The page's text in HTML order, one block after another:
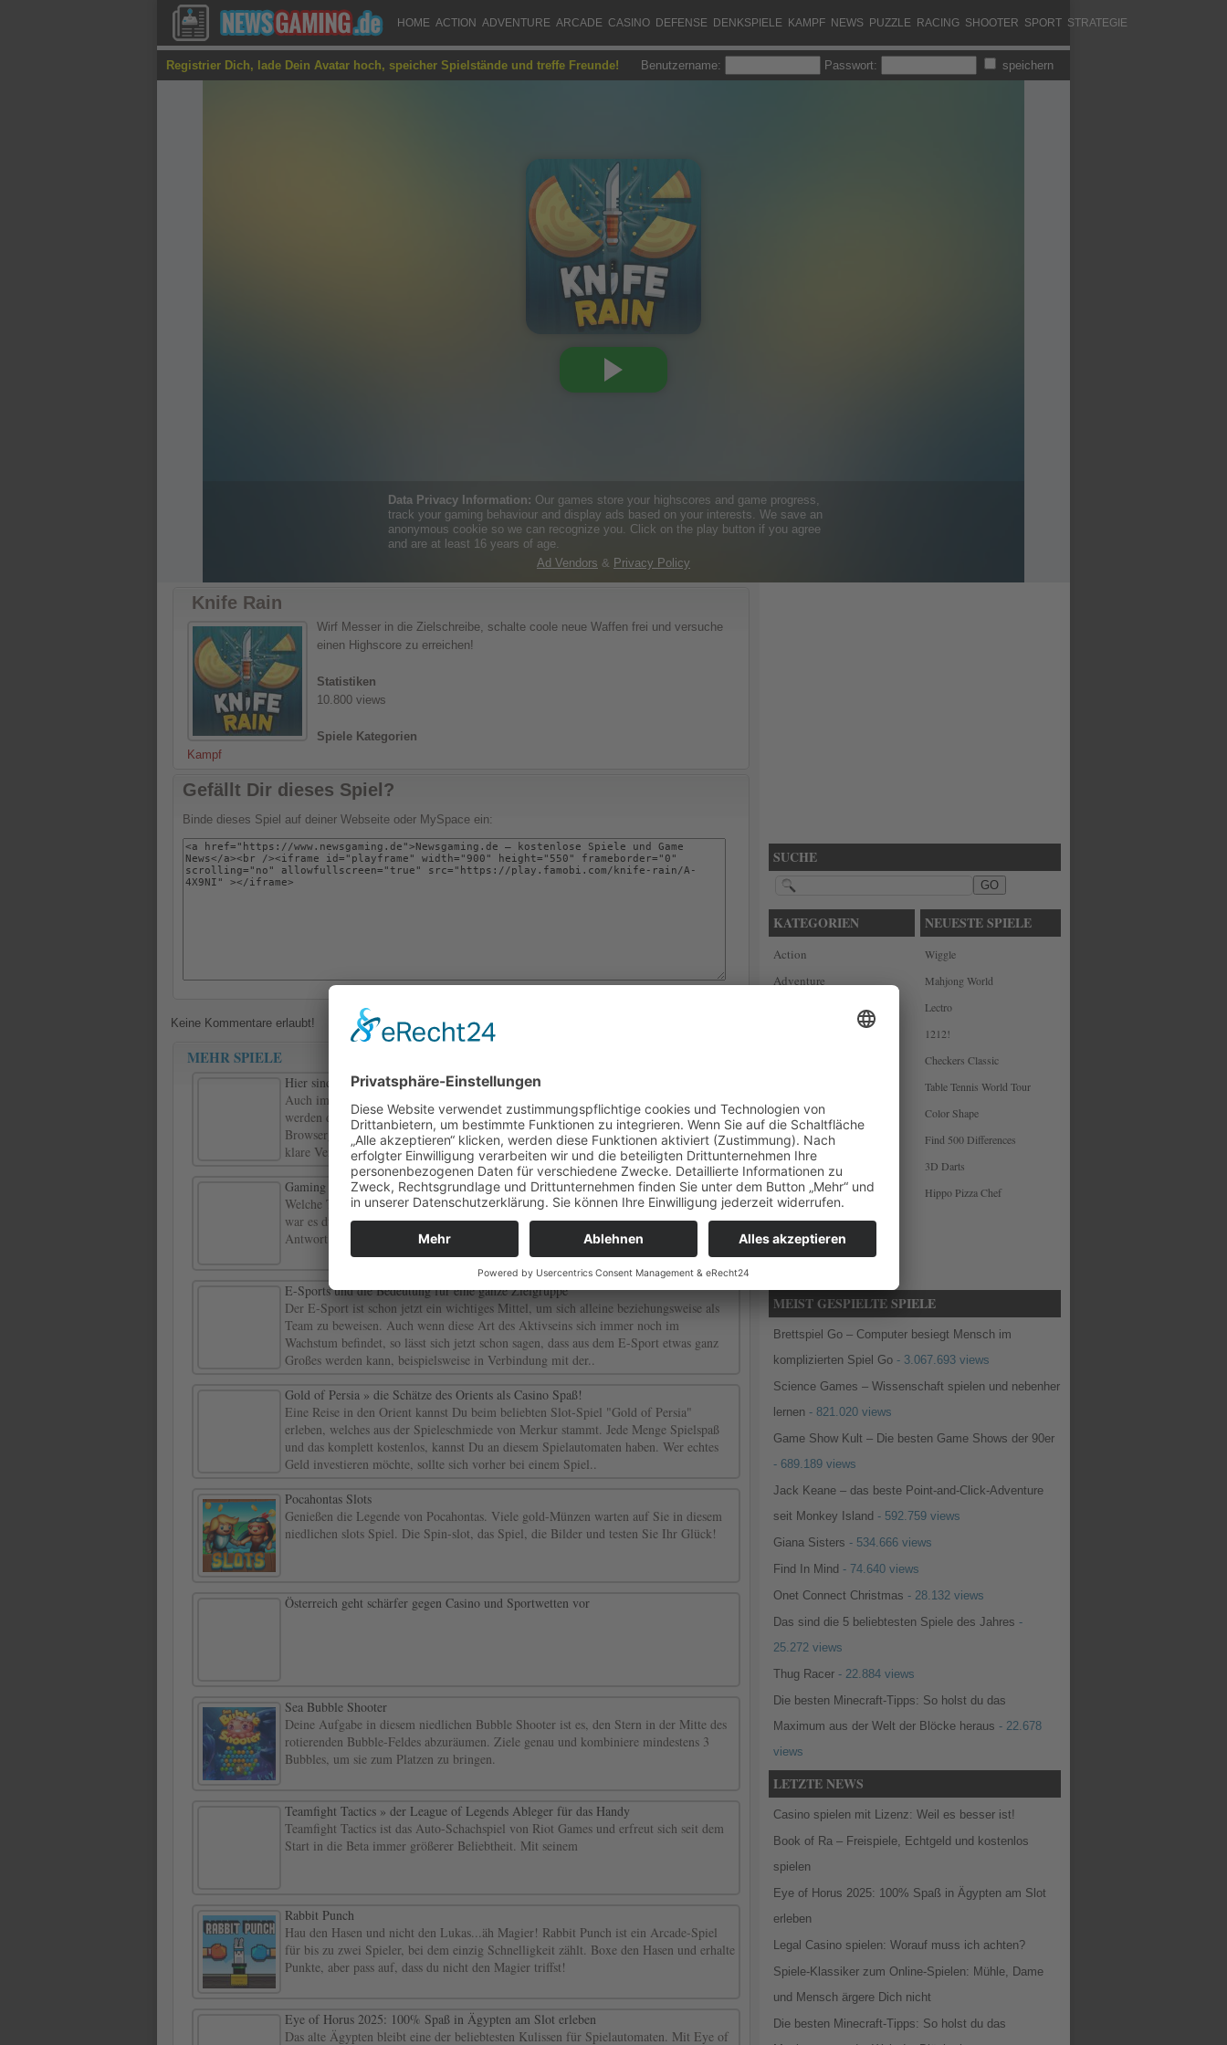
HOME ACTION ADVENTURE ARCADE CASINO DEFENSE DENKSPIELE KAMPF NEWS PUZZLE RACING SHOOTER SPORT STRATEGIE
Registrier Dich, lade Dein Avatar hoch, speicher Spielstände und treffe Freunde! Benutzername: Passwort: speichern
Knife Rain
Wirf Messer in die Zielschreibe, schalte coole neue Waffen frei und versuche
einen Highscore zu erreichen!
Statistiken
10.800 views
Spiele Kategorien
Kampf
Gefällt Dir dieses Spiel?
Binde dieses Spiel auf deiner Webseite oder MySpace ein:
Keine Kommentare erlaubt!
MEHR SPIELE
Hier sind die neuesten Trends in der Gamingbranche
Auch im Jahr 2022 wird es neue Trends in der Gamingbranche geben. Zu diesen
werden das das Cloud Gaming, einem immer stärker werdenden Bereich, die
Browsergames, welche ebenfalls stark im Kommen sind, die Blockchain, die für sehr
klare Veränderungen sorgen wird und zudem noch diverse Abo-Modelle ..
Gaming Trends 2020 – Was erwartet uns?
Welche Trends hat das Jahr 2020 für uns Spieler gebracht? Hat es sich gelohnt oder
war es durch die Pandemie leider ein Flop? Wir versuchen mit unserem Artikel eine
Antwort zu geben.
E-Sports und die Bedeutung für eine ganze Zielgruppe
Der E-Sport ist schon jetzt ein wichtiges Mittel, um sich alleine beziehungsweise als
Team zu beweisen. Auch wenn diese Art des Aktivseins sich immer noch im
Wachstum befindet, so lässt sich jetzt schon sagen, dass aus dem E-Sport etwas ganz
Großes werden kann, beispielsweise in Verbindung mit der..
Gold of Persia » die Schätze des Orients als Casino Spaß!
Eine Reise in den Orient kannst Du beim beliebten Slot-Spiel "Gold of Persia"
erleben, welches aus der Spieleschmiede von Merkur stammt. Jede Menge Spielspaß
und das komplett kostenlos, kannst Du an diesem Spielautomaten haben. Wer echtes
Geld investieren möchte, sollte sich vorher bei einem Spiel..
Pocahontas Slots
Genießen die Legende von Pocahontas. Viele gold-Münzen warten auf Sie in diesem
niedlichen slots Spiel. Die Spin-slot, das Spiel, die Bilder und testen Sie Ihr Glück!
Österreich geht schärfer gegen Casino und Sportwetten vor
Sea Bubble Shooter
Deine Aufgabe in diesem niedlichen Bubble Shooter ist es, den Stern in der Mitte des
rotierenden Bubble-Feldes abzuräumen. Ziele genau und kombiniere mindestens 3
Bubbles, um sie zum Platzen zu bringen.
Teamfight Tactics » der League of Legends Ableger für das Handy
Teamfight Tactics ist das Auto-Schachspiel von Riot Games und erfreut sich seit dem
Start in die Beta immer größerer Beliebtheit. Mit seinem
Rabbit Punch
Hau den Hasen und nicht den Lukas...äh Magier! Rabbit Punch ist ein Arcade-Spiel
für bis zu zwei Spieler, bei dem einzig Schnelligkeit zählt. Boxe den Hasen und erhalte
Punkte, aber pass auf, dass du nicht den Magier triffst!
Eye of Horus 2025: 100% Spaß in Ägypten am Slot erleben
Das alte Ägypten bleibt eine der beliebtesten Kulissen für Spielautomaten. Mit Eye of
SUCHE
NEUESTE SPIELE
Wiggle
Mahjong World
Lectro
1212!
Checkers Classic
Table Tennis World Tour
Color Shape
Find 500 Differences
3D Darts
Hippo Pizza Chef
KATEGORIEN
Action
Adventure
Kampf
News
Puzzle
Racing
Shooter
Sport
MEIST GESPIELTE SPIELE
Brettspiel Go – Computer besiegt Mensch im
komplizierten Spiel Go - 3.067.693 views
Science Games – Wissenschaft spielen und nebenher
lernen - 821.020 views
Game Show Kult – Die besten Game Shows der 90er
- 689.189 views
Jack Keane – das beste Point-and-Click-Adventure
seit Monkey Island - 592.759 views
Giana Sisters - 534.666 views
Find In Mind - 74.640 views
Onet Connect Christmas - 28.132 views
Das sind die 5 beliebtesten Spiele des Jahres -
25.272 views
Thug Racer - 22.884 views
Die besten Minecraft-Tipps: So holst du das
Maximum aus der Welt der Blöcke heraus - 22.678
views
LETZTE NEWS
Casino spielen mit Lizenz: Weil es besser ist!
Book of Ra – Freispiele, Echtgeld und kostenlos
spielen
Eye of Horus 2025: 100% Spaß in Ägypten am Slot
erleben
Legal Casino spielen: Worauf muss ich achten?
Spiele-Klassiker zum Online-Spielen: Mühle, Dame
und Mensch ärgere Dich nicht
Die besten Minecraft-Tipps: So holst du das